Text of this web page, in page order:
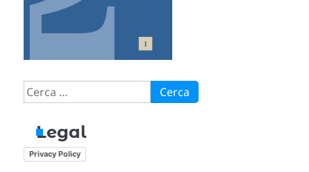
Ricerca
per:
Legal
Privacy Policy